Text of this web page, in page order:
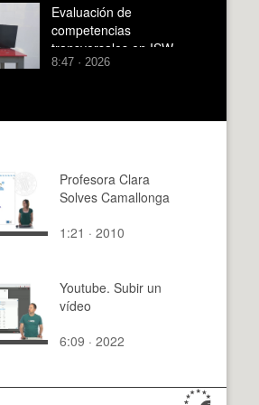
Evaluación de
competencias
transversales en ISW -
Capa de presentación
8:47 · 2026
Profesora Clara
Solves Camallonga
1:21 · 2010
Youtube. Subir un
vídeo
6:09 · 2022